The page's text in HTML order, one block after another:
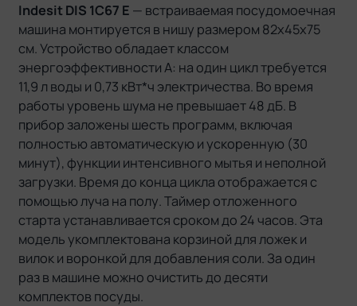
Indesit DIS 1C67 E — встраиваемая посудомоечная
машина монтируется в нишу размером 82х45х75
см. Устройство обладает классом
энергоэффективности А: на один цикл требуется
11,9 л воды и 0,73 кВт*ч электричества. Во время
работы уровень шума не превышает 48 дБ. В
прибор заложены шесть программ, включая
полностью автоматическую и ускоренную (30
минут), функции интенсивного мытья и неполной
загрузки. Время до конца цикла отображается с
помощью луча на полу. Таймер отложенного
старта устанавливается сроком до 24 часов. Эта
модель укомплектована корзиной для ложек и
вилок и воронкой для добавления соли. За один
раз в машине можно очистить до десяти
комплектов посуды.